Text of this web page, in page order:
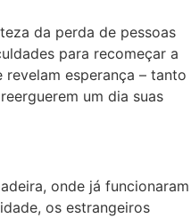
da perda de pessoas
para recomeçar a
esperança – tanto
um dia suas
onde já funcionaram
os estrangeiros